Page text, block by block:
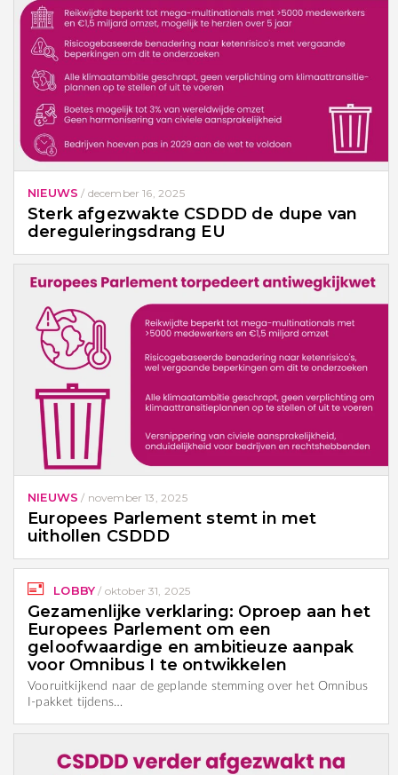
NIEUWS / december 16, 2025
Sterk afgezwakte CSDDD de dupe van
dereguleringsdrang EU
NIEUWS / november 13, 2025
Europees Parlement stemt in met
uithollen CSDDD
LOBBY / oktober 31, 2025
Gezamenlijke verklaring: Oproep aan het
Europees Parlement om een
geloofwaardige en ambitieuze aanpak
voor Omnibus I te ontwikkelen
Vooruitkijkend naar de geplande stemming over het Omnibus
I-pakket tijdens…